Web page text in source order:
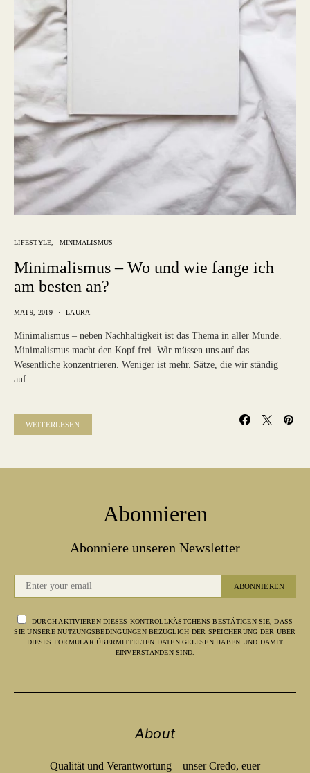
LIFESTYLE MINIMALISMUS
Minimalismus – Wo und wie fange ich
am besten an?
MAI 9, 2019 LAURA
Minimalismus – neben Nachhaltigkeit ist das Thema in aller Munde.
Minimalismus macht den Kopf frei. Wir müssen uns auf das
Wesentliche konzentrieren. Weniger ist mehr. Sätze, die wir ständig
auf…
WEITERLESEN
Abonnieren
Abonniere unseren Newsletter
ABONNIEREN
DURCH AKTIVIEREN DIESES KONTROLLKÄSTCHENS BESTÄTIGEN SIE, DASS
SIE UNSERE NUTZUNGSBEDINGUNGEN BEZÜGLICH DER SPEICHERUNG DER ÜBER
DIESES FORMULAR ÜBERMITTELTEN DATEN GELESEN HABEN UND DAMIT
EINVERSTANDEN SIND.
About
Qualität und Verantwortung – unser Credo, euer